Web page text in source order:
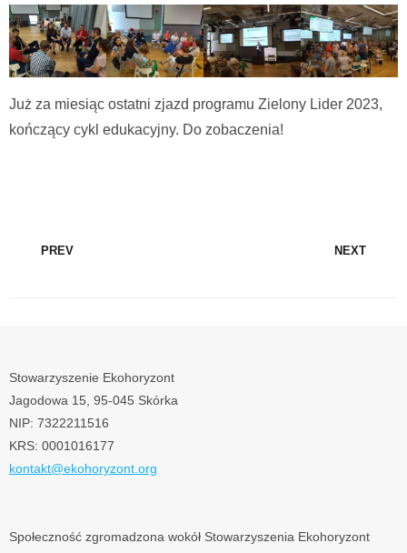
Już za miesiąc ostatni zjazd programu Zielony Lider 2023,
kończący cykl edukacyjny. Do zobaczenia!
PREV NEXT
Stowarzyszenie Ekohoryzont
Jagodowa 15, 95-045 Skórka
NIP: 7322211516
KRS: 0001016177
kontakt@ekohoryzont.org
Społeczność zgromadzona wokół Stowarzyszenia Ekohoryzont